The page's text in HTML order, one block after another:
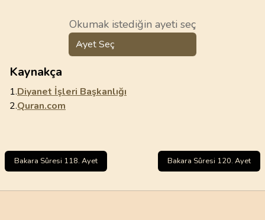
Okumak istediğin ayeti seç
Ayet Seç
Kaynakça
1.Diyanet İşleri Başkanlığı
2.Quran.com
Bakara Sûresi 118. Ayet Bakara Sûresi 120. Ayet